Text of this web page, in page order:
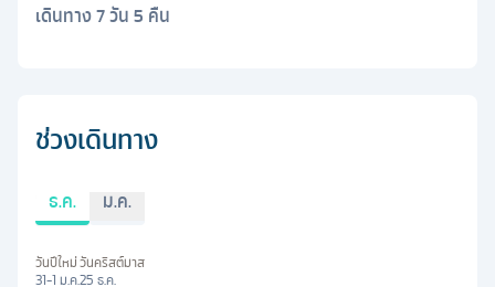
เดินทาง7วัน5 คืน
ช่วงเดินทาง
ธ.ค. ม.ค.
วันปีใหม่
31-1 ม.ค.
วันคริสต์มาส
25 ธ.ค.